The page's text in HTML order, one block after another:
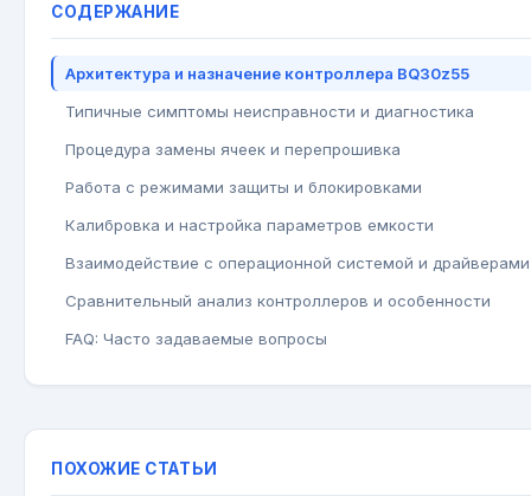
СОДЕРЖАНИЕ
Архитектура и назначение контроллера BQ30z55
Типичные симптомы неисправности и диагностика
Процедура замены ячеек и перепрошивка
Работа с режимами защиты и блокировками
Калибровка и настройка параметров емкости
Взаимодействие с операционной системой и драйверами
Сравнительный анализ контроллеров и особенности
FAQ: Часто задаваемые вопросы
ПОХОЖИЕ СТАТЬИ